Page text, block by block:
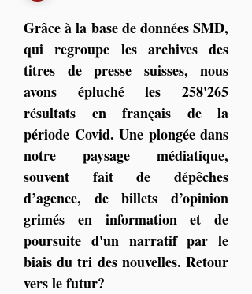
Grâce à la base de données SMD,
qui regroupe les archives des
titres de presse suisses, nous
avons épluché les 258'265
résultats en français de la
période Covid. Une plongée dans
notre paysage médiatique,
souvent fait de dépêches
d’agence, de billets d’opinion
grimés en information et de
poursuite d'un narratif par le
biais du tri des nouvelles. Retour
vers le futur?